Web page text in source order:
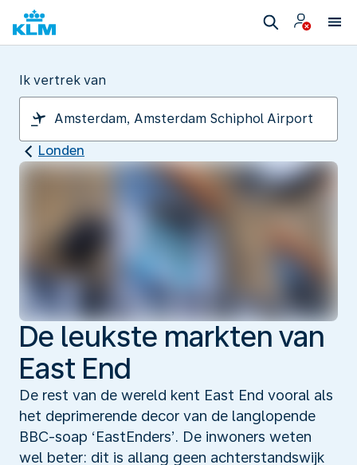
Ik vertrek van
Londen
De leukste markten van
East End
De rest van de wereld kent East End vooral als
het deprimerende decor van de langlopende
BBC-soap ‘EastEnders’. De inwoners weten
wel beter: dit is allang geen achterstandswijk